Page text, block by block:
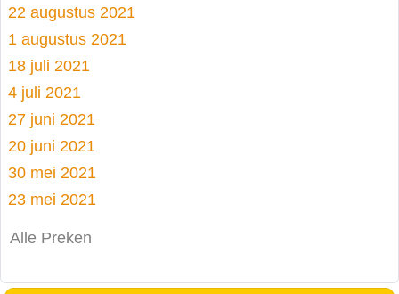
22 augustus 2021
1 augustus 2021
18 juli 2021
4 juli 2021
27 juni 2021
20 juni 2021
30 mei 2021
23 mei 2021
Alle Preken